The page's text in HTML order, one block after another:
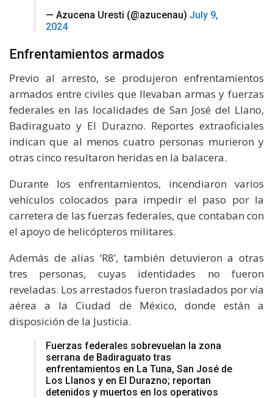
— Azucena Uresti (@azucenau) July 9,
2024
Enfrentamientos armados
Previo al arresto, se produjeron enfrentamientos
armados entre civiles que llevaban armas y fuerzas
federales en las localidades de San José del Llano,
Badiraguato y El Durazno. Reportes extraoficiales
indican que al menos cuatro personas murieron y
otras cinco resultaron heridas en la balacera.
Durante los enfrentamientos, incendiaron varios
vehículos colocados para impedir el paso por la
carretera de las fuerzas federales, que contaban con
el apoyo de helicópteros militares.
Además de alias ‘R8’, también detuvieron a otras
tres personas, cuyas identidades no fueron
reveladas. Los arrestados fueron trasladados por vía
aérea a la Ciudad de México, donde están a
disposición de la Justicia.
Fuerzas federales sobrevuelan la zona
serrana de Badiraguato tras
enfrentamientos en La Tuna, San José de
Los Llanos y en El Durazno; reportan
detenidos y muertos en los operativos